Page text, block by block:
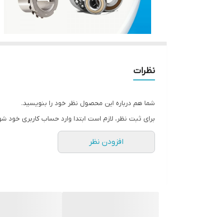
نظرات
شما هم درباره این محصول نظر خود را بنویسید.
برای ثبت نظر، لازم است ابتدا وارد حساب کاربری خود
افزودن نظر